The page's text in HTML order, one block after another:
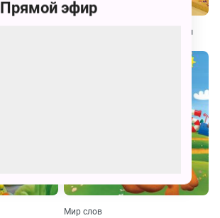
Бериляка учится читать. Буквы
Мир слов
Прямой эфир